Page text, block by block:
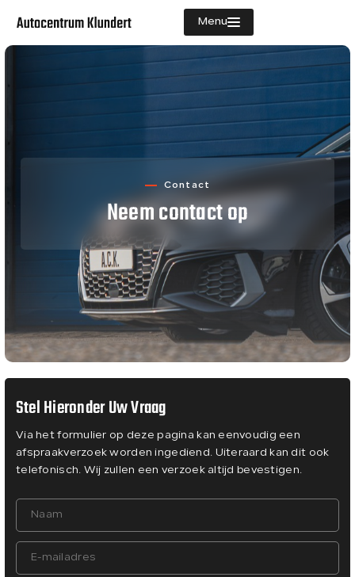
Menu
Diensten
Vacatures
Verkocht
Over ons
Contact
Contact
Neemcontact op
Stel Hieronder Uw Vraag
Via het formulier op deze pagina kan eenvoudig een
afspraakverzoek worden ingediend. Uiteraard kan dit ook
telefonisch. Wij zullen een verzoek altijd bevestigen.